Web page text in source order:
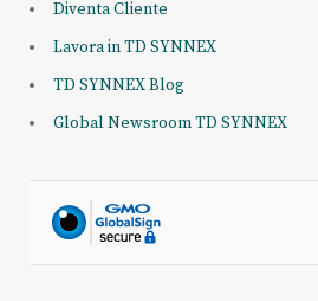
Diventa Cliente
Lavora in TD SYNNEX
TD SYNNEX Blog
Global Newsroom TD SYNNEX